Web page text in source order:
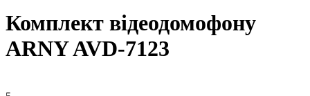
Комплект відеодомофону
ARNY AVD-7123